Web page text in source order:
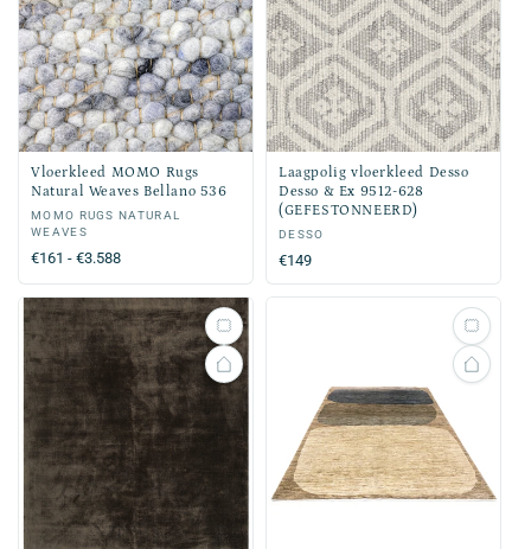
Vloerkleed MOMO Rugs
Natural Weaves Bellano 536
Verkoper:
MOMO RUGS NATURAL
WEAVES
Normale
prijs
€161 - €3.588
Laagpolig vloerkleed Desso
Desso & Ex 9512-628
(GEFESTONNEERD)
Verkoper:
DESSO
Normale
prijs
€149